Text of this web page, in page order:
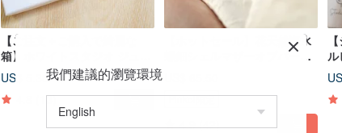
【ご注文＋ご購入で綺麗な
箱】ホワイトスタジオ ジュエ
リーギフトボックス
US$ 5.36
(13)
【ホットセール】花天然海水
螺鈿シェルマザーオブパール
Pinkoi限定
4.9 (42)
ル
シ
小
我們建議的瀏覽環境